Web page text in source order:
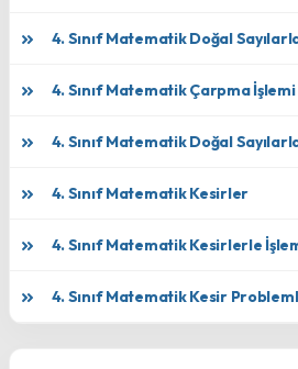
4. Sınıf Matematik Doğal
4. Sınıf Matematik Çarpma
4. Sınıf Matematik Doğal
4. Sınıf Matematik Kesirler
4. Sınıf Matematik Kesirlerle
4. Sınıf Matematik Kesir